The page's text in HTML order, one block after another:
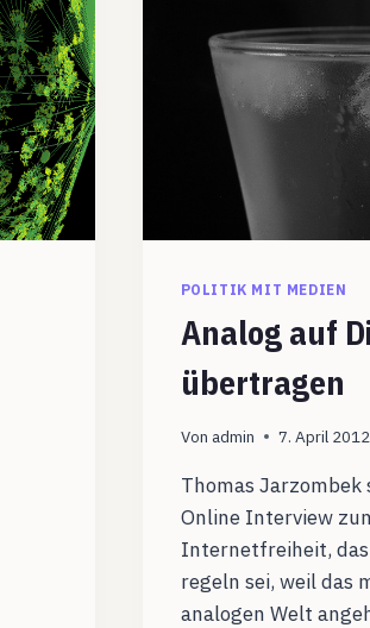
POLITIK MIT MEDIEN
Analog auf
übertragen
Von admin 7. April 2012
Thomas
Online Interview
Internetfreiheit,
regeln sei, weil das
analogen Welt